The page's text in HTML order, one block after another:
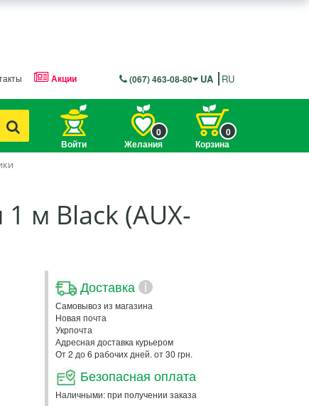
Акции (067) 463-08-80 UA RU
Войти Желания
0
Корзина
0
м Black (AUX-
Доставка i
Самовывоз из магазина
Новая почта
Укрпочта
Адресная доставка курьером
От 2 до 6 рабочих дней. от 30 грн.
Безопасная оплата
Наличными: при получении заказа